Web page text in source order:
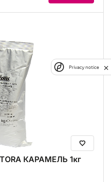
КАРАМЕЛЬ 1кг
Privacy notice